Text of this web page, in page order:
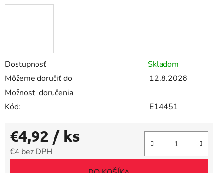
Dostupnosť
Skladom
Môžeme doručiť do:
12.8.2026
Možnosti doručenia
Kód:
E14451
€4,92 / ks
€4 bez DPH